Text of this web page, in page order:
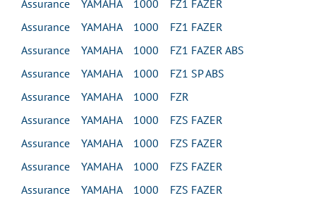
Assurance YAMAHA 1000 FZ1 FAZER
Assurance YAMAHA 1000 FZ1 FAZER
Assurance YAMAHA 1000 FZ1 FAZER ABS
Assurance YAMAHA 1000 FZ1 SP ABS
Assurance YAMAHA 1000 FZR
Assurance YAMAHA 1000 FZS FAZER
Assurance YAMAHA 1000 FZS FAZER
Assurance YAMAHA 1000 FZS FAZER
Assurance YAMAHA 1000 FZS FAZER